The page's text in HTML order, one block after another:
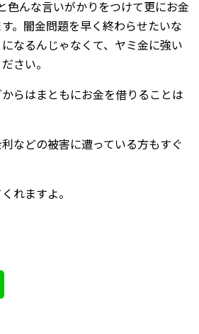
色んな言いがかりをつけて更にお金
。闇金問題を早く終わらせたいな
なるんじゃなくて、ヤミ金に強い
さい。
らはまともにお金を借りることは
などの被害に遭っている方もすぐ
れますよ。